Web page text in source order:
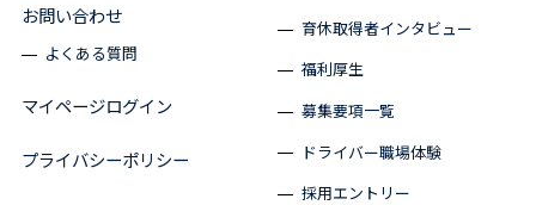
お問い合わせ
よくある質問
マイページログイン
プライバシーポリシー
育休取得者インタビュー
福利厚生
募集要項一覧
ドライバー職場体験
採用エントリー